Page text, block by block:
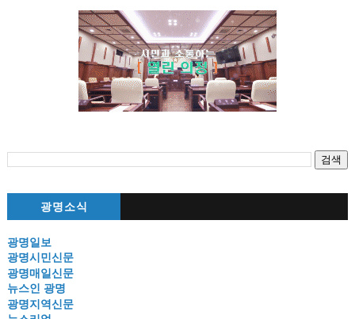
광명소식
광명일보
광명시민신문
광명매일신문
뉴스인 광명
광명지역신문